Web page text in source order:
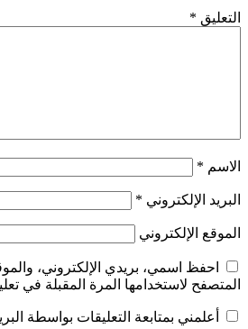
التعليق *
الاسم *
البريد الإلكتروني *
الموقع الإلكتروني
احفظ اسمي، بريدي الإلكتروني،
المتصفح لاستخدامها المرة المقبلة في
أعلمني بمتابعة التعليقات بواسطة